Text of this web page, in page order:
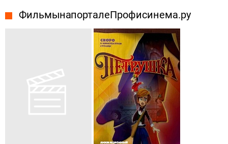
Фильмы на портале Профисинема.ру